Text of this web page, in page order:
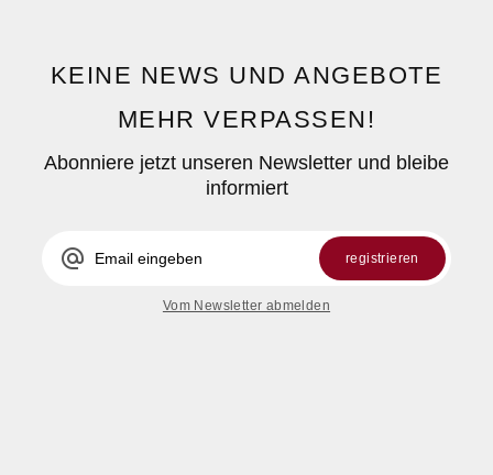
KEINE NEWS UND ANGEBOTE
MEHR VERPASSEN!
Abonniere jetzt unseren Newsletter und bleibe
informiert
alternate_email registrieren
Vom Newsletter abmelden